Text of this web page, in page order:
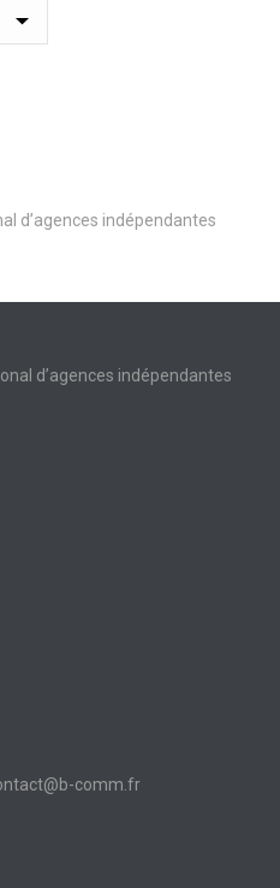
d’agences indépendantes
d’agences indépendantes
comm.fr